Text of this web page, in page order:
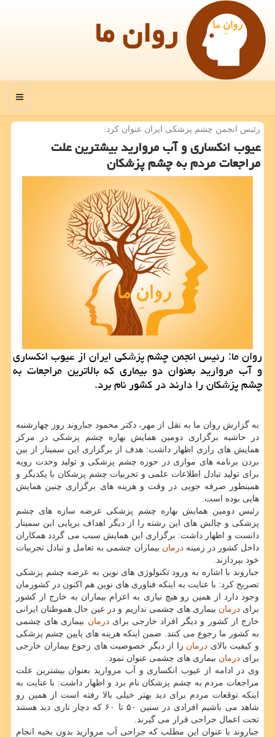
روان ما
منو
رئیس انجمن چشم پزشكی ایران عنوان كرد:
عیوب انكساری و آب مروارید بیشترین علت
مراجعات مردم به چشم پزشكان
روان ما: رئیس انجمن چشم پزشكی ایران از عیوب انكساری
و آب مروارید بعنوان دو بیماری كه بالاترین مراجعات به
چشم پزشكان را دارند در كشور نام برد.
به گزارش روان ما به نقل از مهر، دكتر محمود جباروند روز چهارشنبه
در حاشیه برگزاری دومین همایش بهاره چشم پزشكی در مركز
همایش های رازی اظهار داشت: هدف از برگزاری این سمینار از بین
بردن برنامه های موازی در حوزه چشم پزشكی و تولید وحدت رویه
برای تولید تبادل اطلاعات علمی و تجربیات چشم پزشكان با یكدیگر و
همینطور صرفه جویی در وقت و هزینه های برگزاری چنین همایش
هایی بوده است.
رئیس دومین همایش بهاره چشم پزشكی عرضه سازه های چشم
پزشكی و چالش های این رشته را از دیگر اهداف برپایی این سمینار
دانست و اظهار داشت: برگزاری این همایش سبب می گردد همكاران
داخل كشور در زمینهدرمان بیماران چشمی به تعامل و تبادل تجربیات
خود بپردازند.
جباروند با اشاره به ورود تكنولوژی های نوین به عرصه چشم پزشكی
تصریح كرد: با عنایت به اینكه فناوری های نوین هم اكنون در كشورمان
وجود دارد از همین رو هیچ نیازی به اعزام بیماران به خارج از كشور
برایدرمان بیماری های چشمی نداریم و در عین حال هموطنان ایرانی
خارج از كشور و دیگر افراد خارجی برایدرمان بیماری های چشمی
به كشور ما رجوع می كنند. ضمن اینكه هزینه های پایین چشم پزشكی
و كیفیت بالای درمان را از دیگر خصوصیت های رجوع بیماران خارجی
برای درمان بیماری های چشمی عنوان نمود.
وی در ادامه از عیوب انكساری و آب مروارید بعنوان بیشترین علت
مراجعات مردم به چشم پزشكان نام برد و اظهار داشت: با عنایت به
اینكه توقعات مردم برای دید بهتر خیلی بالا رفته است از همین رو
شاهد می باشیم افرادی در سنین ۵۰ تا ۶۰ كه دچار تاری دید هستند
تحت اعمال جراحی قرار می گیرند.
جباروند با عنوان این مطلب كه جراحی آب مروارید بدون بخیه انجام